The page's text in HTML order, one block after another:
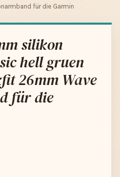
für die Garmin
silikon
hell gruen
26mm Wave
für die